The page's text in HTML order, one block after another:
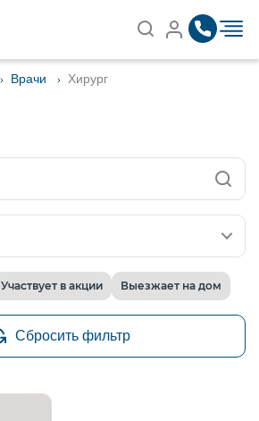
Врачи Хирург
Участвует в акции Выезжает на дом
Сбросить фильтр